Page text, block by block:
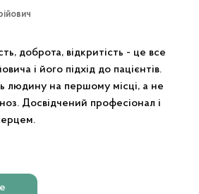
доброта, відкритість - це все
і його підхід до пацієнтів.
людину на першому місці, а не
Досвідчений професіонал і